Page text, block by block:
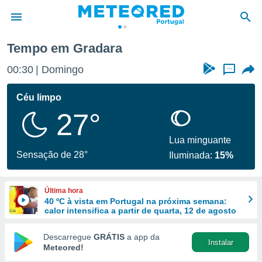
da
foi
fornecidas
a este
das
e
forma
digital
Tempo em Gradara
00:30 Domingo ...
Céu limpo
27°
Sensação de 28°
Lua minguante
Iluminada: 15%
Última hora
40 ºC à vista em Portugal na próxima semana:
calor intensifica a partir de quarta, 12 de agosto
Descarregue GRÁTIS a app da
Meteored!
Instalar